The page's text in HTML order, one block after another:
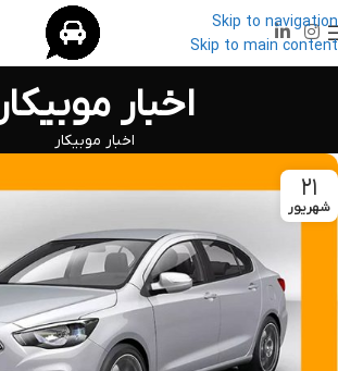
Skip to navigation
Skip to main content
اخبار موبیکار
اخبار موبیکار
۲۱
شهریور